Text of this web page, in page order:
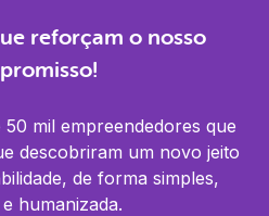
reforçam o nosso
mil empreendedores que
descobriram um novo jeito
de forma simples,
humanizada.